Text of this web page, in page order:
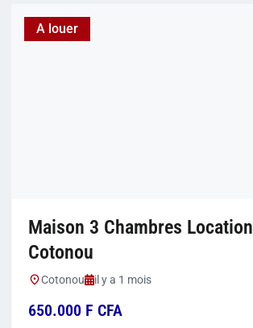
A louer
Maison 3 Chambres Location
Cotonou
Cotonou il y a 1 mois
650.000 F CFA